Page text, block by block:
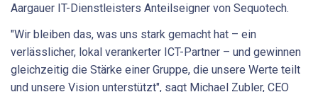
Aargauer IT-Dienstleisters Anteilseigner von Sequotech.
"Wir bleiben das, was uns stark gemacht hat – ein
verlässlicher, lokal verankerter ICT-Partner – und gewinnen
gleichzeitig die Stärke einer Gruppe, die unsere Werte teilt
und unsere Vision unterstützt", sagt Michael Zubler, CEO